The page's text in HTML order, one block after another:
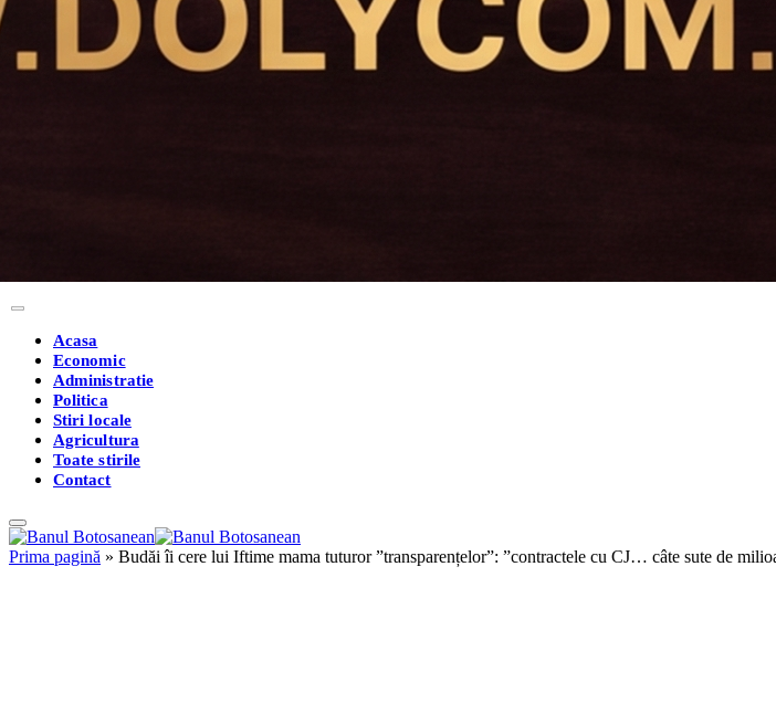
Acasa
Economic
Administratie
Politica
Stiri locale
Agricultura
Toate stirile
Contact
Prima pagină » Budăi îi cere lui Iftime mama tuturor ”transparențelor”: ”contractele cu CJ… câte sute de